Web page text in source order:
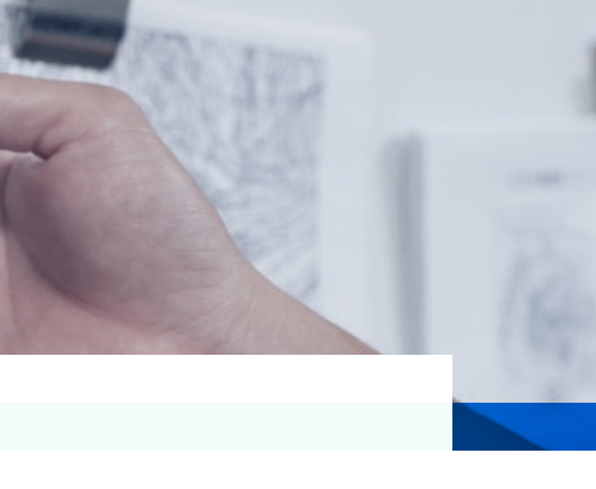
資格取得支援
気象予報士講座について
気象予報士講座クリア
受講のご案内